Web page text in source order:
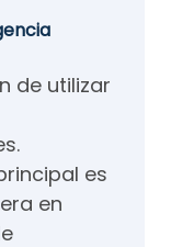
de utilizar
es
en